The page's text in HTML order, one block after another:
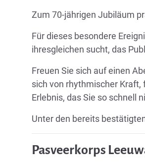
Zum 70-jährigen Jubiläum
Für dieses besondere
ihresgleichen sucht, das
Freuen Sie sich auf einen
sich von rhythmischer
Erlebnis, das Sie so schnell
Unter den bereits
Pasveerkorps